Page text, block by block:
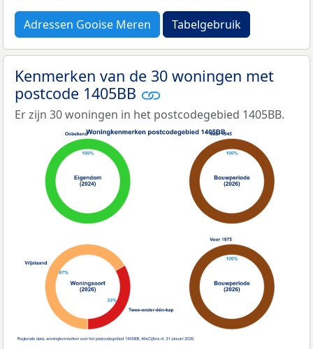
Adressen Gooise Meren Tabelgebruik
Kenmerken van de 30 woningen met
postcode 1405BB
Er zijn 30 woningen in het postcodegebied 1405BB.